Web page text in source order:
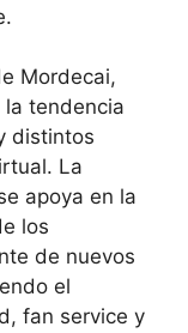
Mordecai,
la tendencia
distintos
La
apoya en la
los
de nuevos
el
fan service y